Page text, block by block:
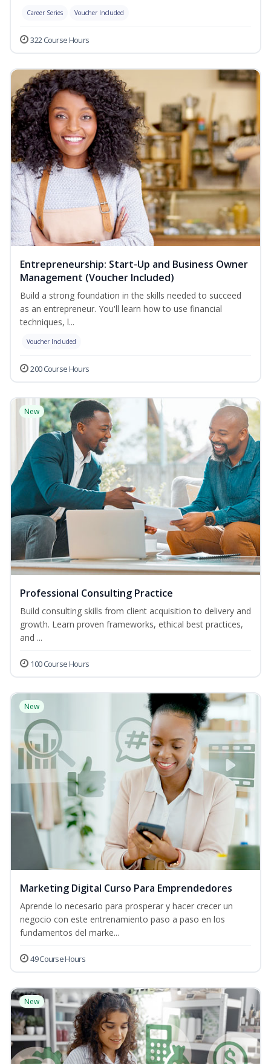
Career Series Voucher Included
322 Course Hours
Entrepreneurship: Start-Up and Business Owner
Management (Voucher Included)
Build a strong foundation in the skills needed to succeed
as an entrepreneur. You'll learn how to use financial
techniques, l...
Voucher Included
200 Course Hours
New
Professional Consulting Practice
Build consulting skills from client acquisition to delivery and
growth. Learn proven frameworks, ethical best practices,
and ...
100 Course Hours
New
Marketing Digital Curso Para Emprendedores
Aprende lo necesario para prosperar y hacer crecer un
negocio con este entrenamiento paso a paso en los
fundamentos del marke...
49 Course Hours
New